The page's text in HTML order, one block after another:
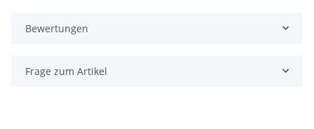
Bewertungen
Frage zum Artikel